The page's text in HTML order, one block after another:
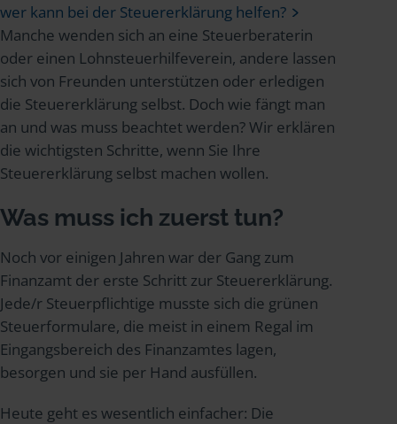
wer kann bei der Steuererklärung helfen?
Manche wenden sich an eine Steuerberaterin
oder einen Lohnsteuerhilfeverein, andere lassen
sich von Freunden unterstützen oder erledigen
die Steuererklärung selbst. Doch wie fängt man
an und was muss beachtet werden? Wir erklären
die wichtigsten Schritte, wenn Sie Ihre
Steuererklärung selbst machen wollen.
Was muss ich zuerst tun?
Noch vor einigen Jahren war der Gang zum
Finanzamt der erste Schritt zur Steuererklärung.
Jede/r Steuerpflichtige musste sich die grünen
Steuerformulare, die meist in einem Regal im
Eingangsbereich des Finanzamtes lagen,
besorgen und sie per Hand ausfüllen.
Heute geht es wesentlich einfacher: Die